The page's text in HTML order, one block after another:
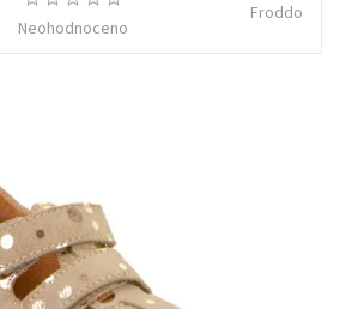
Neohodnoceno
Froddo